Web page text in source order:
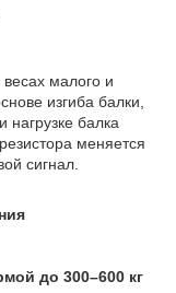
малого и
изгиба балки,
нагрузке балка
меняется
сигнал.
до 300–600 кг